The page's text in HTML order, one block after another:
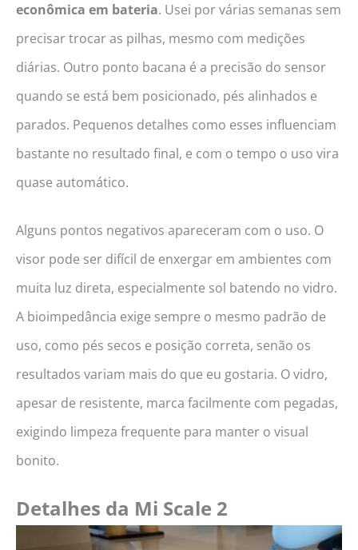
econômica em bateria. Usei por várias semanas sem
precisar trocar as pilhas, mesmo com medições
diárias. Outro ponto bacana é a precisão do sensor
quando se está bem posicionado, pés alinhados e
parados. Pequenos detalhes como esses influenciam
bastante no resultado final, e com o tempo o uso vira
quase automático.
Alguns pontos negativos apareceram com o uso. O
visor pode ser difícil de enxergar em ambientes com
muita luz direta, especialmente sol batendo no vidro.
A bioimpedância exige sempre o mesmo padrão de
uso, como pés secos e posição correta, senão os
resultados variam mais do que eu gostaria. O vidro,
apesar de resistente, marca facilmente com pegadas,
exigindo limpeza frequente para manter o visual
bonito.
Detalhes da Mi Scale 2